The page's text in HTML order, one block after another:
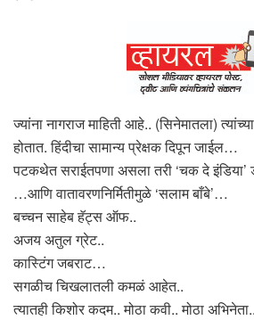
ज्यांना नागराज माहिती आहे.. (सिनेमातला) त्यांच्या
होतात. हिंदीचा सामान्य प्रेक्षक दिपून जाईल…
पटकथेत सराईतपणा असला तरी ‘चक दे इंडिया’
…आणि वातावरणनिर्मितीमुळे ‘सलाम बाँबे’…
बच्चन साहेब हॅट्स ऑफ..
अजय अतुल ग्रेट..
कास्टिंग जबराट…
सगळीच चिखलातली कमळं आहेत..
त्यातही किशोर कदम.. मोठा कवी.. मोठा अभिनेता..